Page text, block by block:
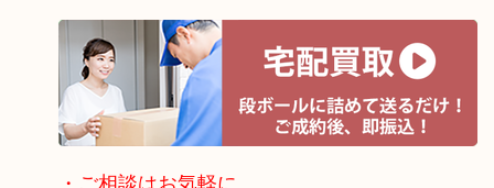
・ご相談はお気軽に